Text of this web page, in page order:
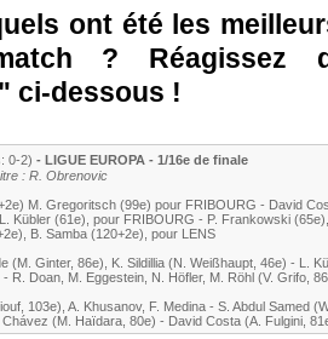
ont été les
? Réagissez
ci-dessous !
0-2) - LIGUE EUROPA - 1/16e de finale
: R. Obrenovic
M. Gregoritsch (99e) pour FRIBOURG - David
L. Kübler (61e) , pour FRIBOURG - P. Frankowski (65e)
B. Samba (120+2e) , pour LENS
(M. Ginter, 86e) K. Sildillia (N. Weißhaupt , 46e) - L.
- R. Doan M. Eggestein N. Höfler, M. Röhl (V. Grifo ,
, 103e) A. Khusanov, F. Medina - S. Abdul Samed (
(M. Haïdara , 80e) - David Costa (A. Fulgini ,